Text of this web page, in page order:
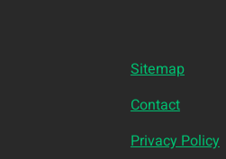
Sitemap
Contact
Privacy Policy